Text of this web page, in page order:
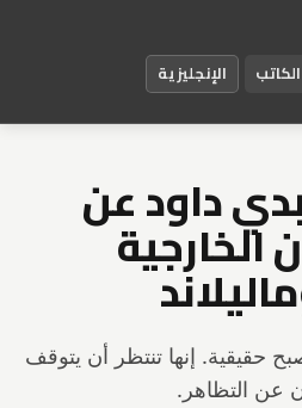
الإنجليزية
داود عن
الخارجية
حقيقية. إنها تنتظر أن يتوقف
عن التظاهر.